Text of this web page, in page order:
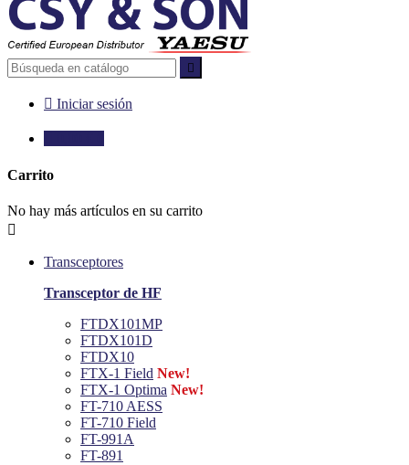

 Iniciar sesión
Carrito
No hay más artículos en su carrito

Transceptores
Transceptor de HF
FTDX101MP
FTDX101D
FTDX10
FTX-1 Field New!
FTX-1 Optima New!
FT-710 AESS
FT-710 Field
FT-991A
FT-891